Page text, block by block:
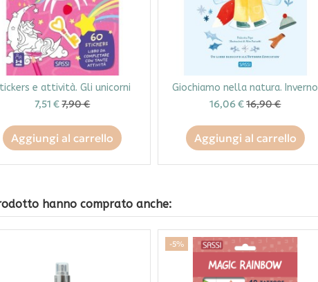
e attività. Gli unicorni
7,51 €7,90 €
Aggiungi al carrello
Giochiamo nella natura. Inverno
16,06 €16,90 €
Aggiungi al carrello
hanno comprato anche:
-5%